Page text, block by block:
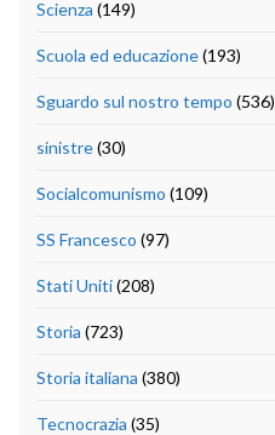
Scienza (149)
Scuola ed educazione(193)
Sguardo sul nostro tempo (536)
sinistre(30)
Socialcomunismo (109)
SS Francesco (97)
Stati Uniti(208)
Storia (723)
Storia italiana (380)
Tecnocrazia (35)